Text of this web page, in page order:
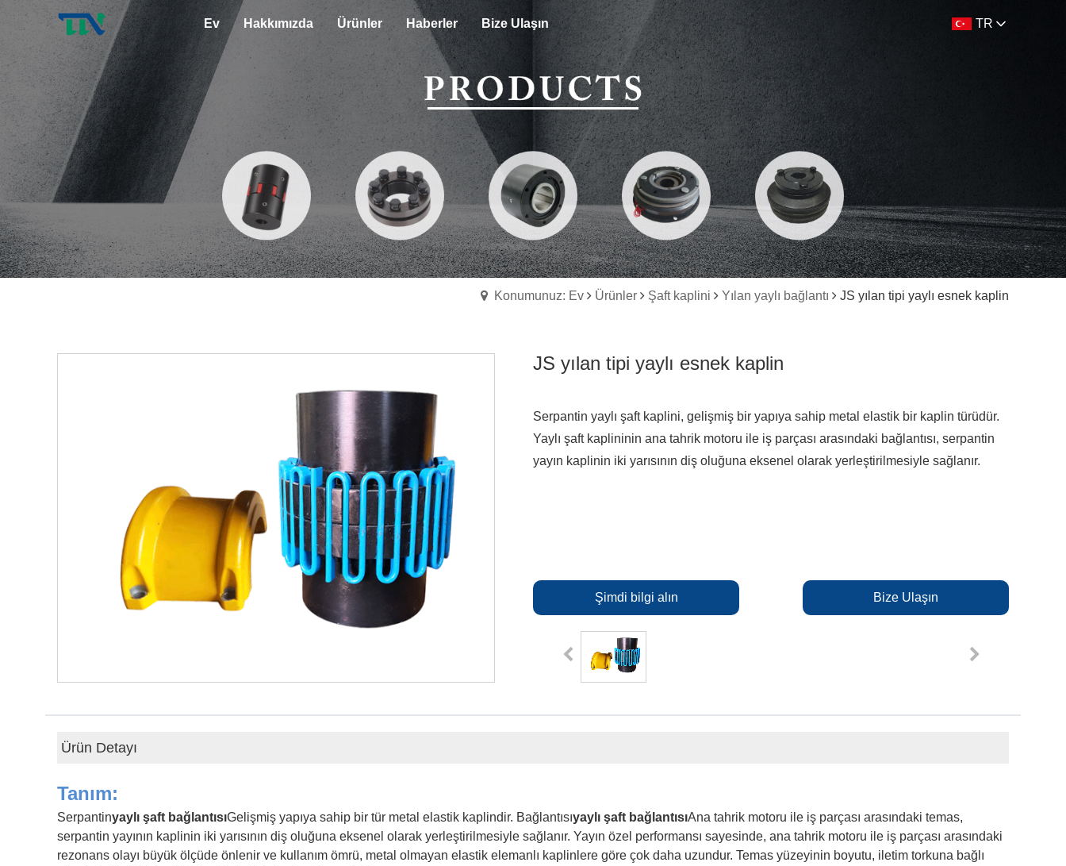
Ev Hakkımızda Ürünler Haberler Bize Ulaşın TR
Konumunuz: Ev Ürünler Şaft kaplini Yılan yaylı bağlantı JS yılan tipi yaylı esnek kaplin
JS yılan tipi yaylı esnek kaplin
Serpantin yaylı şaft kaplini, gelişmiş bir yapıya sahip metal elastik bir kaplin türüdür.
Yaylı şaft kaplininin ana tahrik motoru ile iş parçası arasındaki bağlantısı, serpantin
yayın kaplinin iki yarısının diş oluğuna eksenel olarak yerleştirilmesiyle sağlanır.
Şimdi bilgi alın Bize Ulaşın
Ürün Detayı
Tanım:
Serpantinyaylı şaft bağlantısıGelişmiş yapıya sahip bir tür metal elastik kaplindir. Bağlantısıyaylı şaft bağlantısıAna tahrik motoru ile iş parçası arasındaki temas,
serpantin yayının kaplinin iki yarısının diş oluğuna eksenel olarak yerleştirilmesiyle sağlanır. Yayın özel performansı sayesinde, ana tahrik motoru ile iş parçası arasındaki
rezonans olayı büyük ölçüde önlenir ve kullanım ömrü, metal olmayan elastik elemanlı kaplinlere göre çok daha uzundur. Temas yüzeyinin boyutu, iletim torkuna bağlı